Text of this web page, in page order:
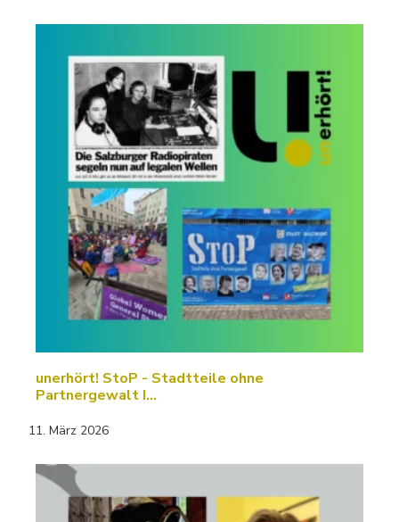
unerhört! StoP - Stadtteile ohne
Partnergewalt I…
11. März 2026